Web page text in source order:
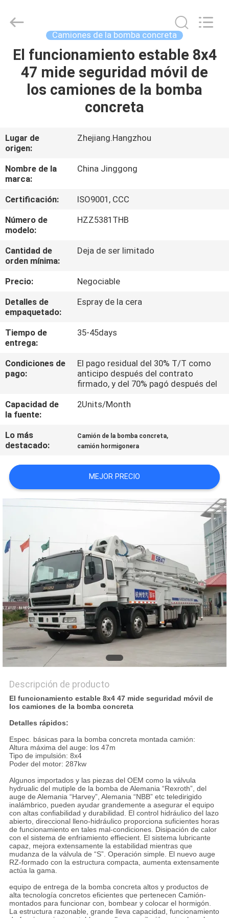
HOGAR
PRODUCTOS
NOSOTROS
VIAJE
DE
LA
FÁBRICA
CONTROL
CALIDAD
ÉNTRENOS
EN
CONTACTO
CON
NOTICIAS
PIDA
CITA
MAPA
SITIO
POLÍTICA
DE
PRIVACIDAD
SPECIAL
PURPOSE
Reserved.
Camiones de la bomba concreta
El funcionamiento estable 8x4
47 mide seguridad móvil de
los camiones de la bomba
concreta
Lugar de
origen:
Zhejiang.Hangzhou
Nombre de la
marca:
China Jinggong
Certificación:
ISO9001, CCC
Número de
modelo:
HZZ5381THB
Cantidad de
orden mínima:
Deja de ser limitado
Precio:
Negociable
Detalles de
empaquetado:
Espray de la cera
Tiempo de
entrega:
35-45days
Condiciones de
pago:
El pago residual del 30% T/T como
anticipo después del contrato
firmado, y del 70% pagó después del
Capacidad de
la fuente:
2Units/Month
Lo más
destacado:
Camión de la bomba concreta,
camión hormigonera
MEJOR PRECIO
Descripción de producto
El funcionamiento estable 8x4 47 mide seguridad móvil de
los camiones de la bomba concreta
Detalles rápidos:
Espec. básicas para la bomba concreta montada camión:
Altura máxima del auge: los 47m
Tipo de impulsión: 8x4
Poder del motor: 287kw
Algunos importados y las piezas del OEM como la válvula
hydrualic del mutiple de la bomba de Alemania “Rexroth”, del
auge de Alemania “Harvey”, Alemania “NBB” etc teledirigido
inalámbrico, pueden ayudar grandemente a asegurar el equipo
con altas confiabilidad y durabilidad. El control hidráulico del lazo
abierto, direccional lleno-hidráulico proporciona suficientes horas
de funcionamiento en tales mal-condiciones. Disipación de calor
con el sistema de enfriamiento effiecient. El sistema lubricante
capaz, mejora extensamente la estabilidad mientras que
mudanza de la válvula de “S”. Operación simple. El nuevo auge
RZ-formado con la estructura compacta, aumenta extensamente
actúa la gama.
equipo de entrega de la bomba concreta altos y productos de
alta tecnología concretos eficientes que pertenecen Camión-
montados para funcionar con, bombear y colocar el hormigón.
La estructura razonable, grande lleva capacidad, funcionamiento